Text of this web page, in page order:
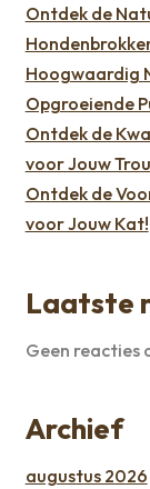
Ontdek de
Hoogwaardig
Opgroeiende
Ontdek de
voor Jouw
Ontdek de
voor Jouw Kat!
Laatste
Geen reacties
Archief
augustus 2026